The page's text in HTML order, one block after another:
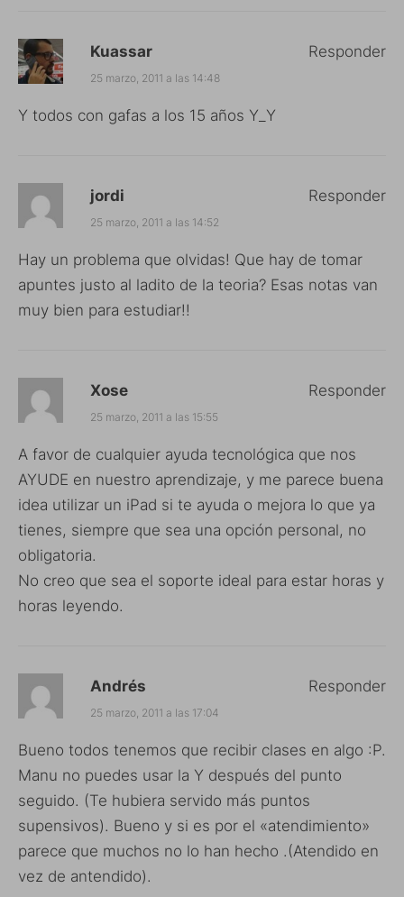
Kuassar
25 marzo, 2011 a las 14:48
Y todos con gafas a los 15 años Y_Y
Responder
jordi
25 marzo, 2011 a las 14:52
Hay un problema que olvidas! Que hay de tomar
apuntes justo al ladito de la teoria? Esas notas van
muy bien para estudiar!!
Responder
Xose
25 marzo, 2011 a las 15:55
A favor de cualquier ayuda tecnológica que nos
AYUDE en nuestro aprendizaje, y me parece buena
idea utilizar un iPad si te ayuda o mejora lo que ya
tienes, siempre que sea una opción personal, no
obligatoria.
No creo que sea el soporte ideal para estar horas y
horas leyendo.
Responder
Andrés
25 marzo, 2011 a las 17:04
Bueno todos tenemos que recibir clases en algo :P.
Manu no puedes usar la Y después del punto
seguido. (Te hubiera servido más puntos
supensivos). Bueno y si es por el «atendimiento»
parece que muchos no lo han hecho .(Atendido en
vez de antendido).
Responder